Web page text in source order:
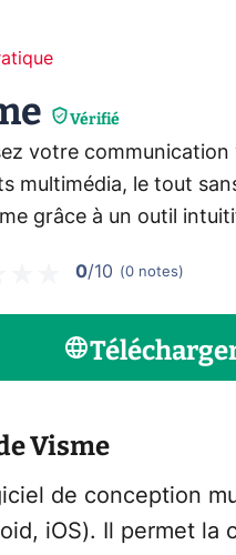
Vérifié
votre
multimédia, le tout
grâce à un outil
0/10 (0 notes)
Visme
de conception
iOS). Il permet la